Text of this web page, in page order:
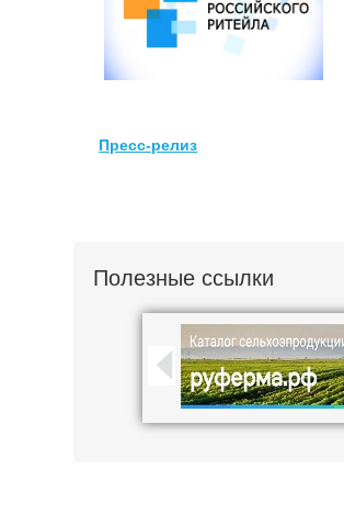
Пресс-релиз
Полезные ссылки